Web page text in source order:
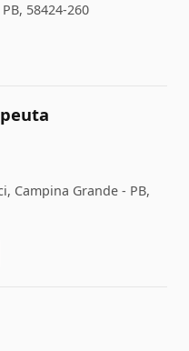
58424-260
Campina Grande - PB,